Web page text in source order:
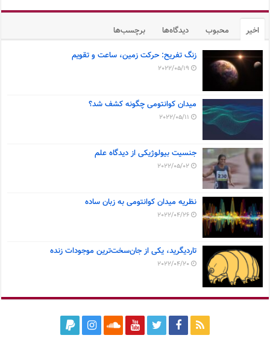
اخیر محبوب دیدگاه‌ها برچسب‌ها
زنگ تفریح: حرکت زمین، ساعت و تقویم
2022/05/19
میدان کوانتومی چگونه کشف شد؟
2022/05/11
جنسیت بیولوژیکی از دیدگاه علم
2022/05/02
نظریه میدان کوانتومی به زبان ساده
2022/04/26
تاردیگرید، یکی از جان‌سخت‌ترین موجودات زنده
2022/04/20